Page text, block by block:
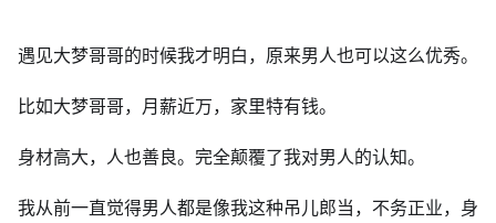
遇见大梦哥哥的时候我才明白，原来男人也可以这么优秀。
比如大梦哥哥，月薪近万，家里特有钱。
身材高大，人也善良。完全颠覆了我对男人的认知。
我从前一直觉得男人都是像我这种吊儿郎当，不务正业，身